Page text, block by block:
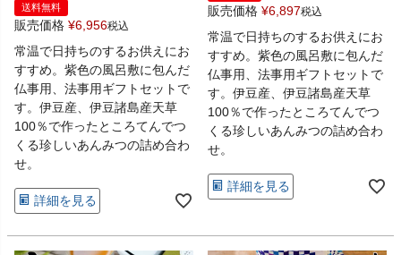
送料無料
販売価格 ¥6,956税込
常温で日持ちのするお供えにお
すすめ。紫色の風呂敷に包んだ
仏事用、法事用ギフトセットで
す。伊豆産、伊豆諸島産天草
100％で作ったところてんでつ
くる珍しいあんみつの詰め合わ
せ。
詳細を見る
販売価格 ¥6,897税込
常温で日持ちのするお供えにお
すすめ。紫色の風呂敷に包んだ
仏事用、法事用ギフトセットで
す。伊豆産、伊豆諸島産天草
100％で作ったところてんでつ
くる珍しいあんみつの詰め合わ
せ。
詳細を見る